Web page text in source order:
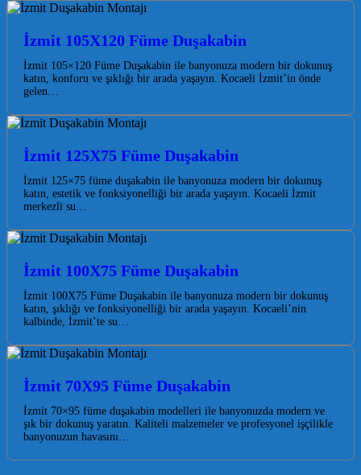
İzmit 105X120 Füme Duşakabin
İzmit 105×120 Füme Duşakabin ile banyonuza modern bir dokunuş
katın, konforu ve şıklığı bir arada yaşayın. Kocaeli İzmit’in önde
gelen…
İzmit 125X75 Füme Duşakabin
İzmit 125×75 füme duşakabin ile banyonuza modern bir dokunuş
katın, estetik ve fonksiyonelliği bir arada yaşayın. Kocaeli İzmit
merkezli su…
İzmit 100X75 Füme Duşakabin
İzmit 100X75 Füme Duşakabin ile banyonuza modern bir dokunuş
katın, şıklığı ve fonksiyonelliği bir arada yaşayın. Kocaeli’nin
kalbinde, İzmit’te su…
İzmit 70X95 Füme Duşakabin
İzmit 70×95 füme duşakabin modelleri ile banyonuzda modern ve
şık bir dokunuş yaratın. Kaliteli malzemeler ve profesyonel işçilikle
banyonuzun havasını…